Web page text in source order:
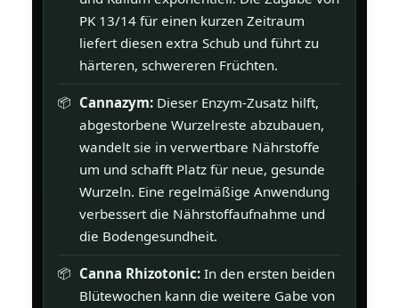
PK 13/14 für einen kurzen Zeitraum
liefert diesen extra Schub und führt zu
härteren, schwereren Früchten.
Cannazym: Dieser Enzym-Zusatz hilft,
abgestorbene Wurzelreste abzubauen,
wandelt sie in verwertbare Nährstoffe
um und schafft Platz für neue, gesunde
Wurzeln. Eine regelmäßige Anwendung
verbessert die Nährstoffaufnahme und
die Bodengesundheit.
Canna Rhizotonic: In den ersten beiden
Blütewochen kann die weitere Gabe von